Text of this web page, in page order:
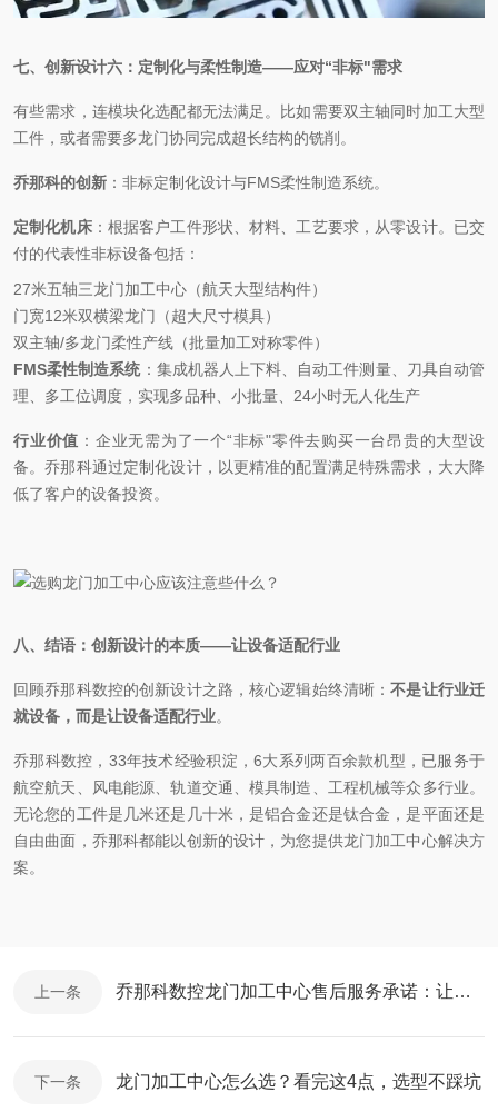
七、创新设计六：定制化与柔性制造——应对“非标"需求
有些需求，连模块化选配都无法满足。比如需要双主轴同时加工大型
工件，或者需要多龙门协同完成超长结构的铣削。
乔那科的创新 ：非标定制化设计与FMS柔性制造系统。
定制化机床：根据客户工件形状、材料、工艺要求，从零设计。已交
付的代表性非标设备包括：
27米五轴三龙门加工中心（航天大型结构件）
门宽12米双横梁龙门（超大尺寸模具）
双主轴/多龙门柔性产线（批量加工对称零件）
FMS柔性制造系统：集成机器人上下料、自动工件测量、刀具自动管
理、多工位调度，实现多品种、小批量、 24小时无人化生产
行业价值 ：企业无需为了一个“非标"零件去购买一台昂贵的大型设
备。乔那科通过定制化设计，以更精准的配置满足特殊需求，大大降
低了客户的设备投资。
八、结语：创新设计的本质——让设备适配行业
回顾乔那科数控的创新设计之路，核心逻辑始终清晰：不是让行业迁
就设备，而是让设备适配行业。
乔那科数控， 33年技术经验积淀，6大系列两百余款机型，已服务于
航空航天、风电能源、轨道交通、模具制造、工程机械等众多行业。
无论您的工件是几米还是几十米，是铝合金还是钛合金，是平面还是
自由曲面，乔那科都能以创新的设计，为您提供龙门加工中心解决方
案。
上一条 乔那科数控龙门加工中心售后服务承诺：让您无后顾之忧
下一条 龙门加工中心怎么选？看完这4点，选型不踩坑